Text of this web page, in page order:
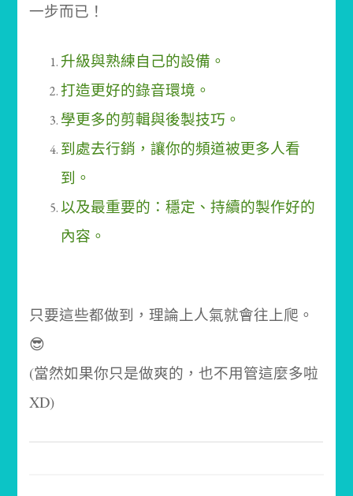
一步而已！
升級與熟練自己的設備。
打造更好的錄音環境。
學更多的剪輯與後製技巧。
到處去行銷，讓你的頻道被更多人看
到。
以及最重要的：穩定、持續的製作好的
內容。
只要這些都做到，理論上人氣就會往上爬。
😎
(當然如果你只是做爽的，也不用管這麼多啦
XD)